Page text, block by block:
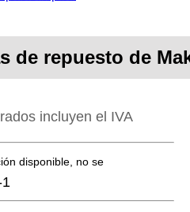
de repuesto de
incluyen el IVA
disponible, no se puede pedir